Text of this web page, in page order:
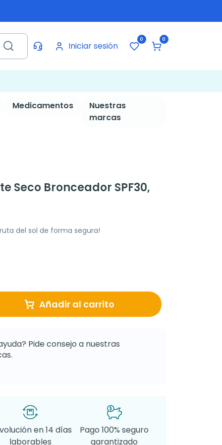
Iniciar sesión
0 0
Medicamentos
Nuestras
marcas
Seco Bronceador SPF30,
del sol de forma segura!
Añadir al carrito
Pide consejo a nuestras
en 14 días
laborables
Pago 100% seguro
garantizado